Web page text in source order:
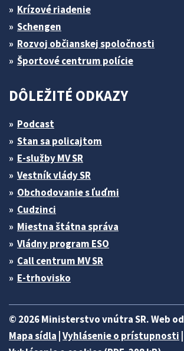
Krízové riadenie
Schengen
Rozvoj občianskej spoločnosti
Športové centrum polície
DÔLEŽITÉ ODKAZY
Podcast
Stan sa policajtom
E-služby MV SR
Vestník vlády SR
Obchodovanie s ľuďmi
Cudzinci
Miestna štátna správa
Vládny program ESO
Call centrum MV SR
E-trhovisko
© 2026 Ministerstvo vnútra SR. Web od
Mapa sídla Vyhlásenie o prístupnosti